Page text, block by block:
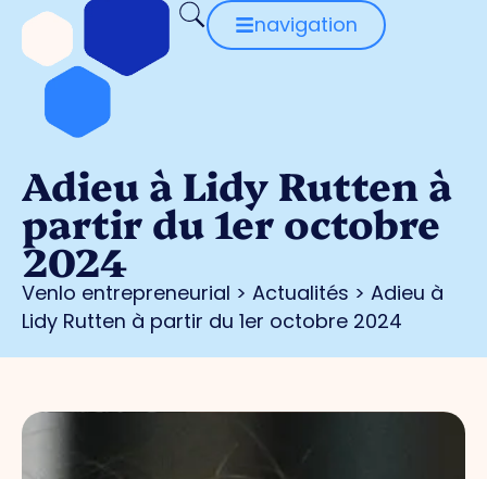
navigation
Adieu à Lidy Rutten à
partir du 1er octobre
2024
Venlo entrepreneurial > Actualités > Adieu à
Lidy Rutten à partir du 1er octobre 2024